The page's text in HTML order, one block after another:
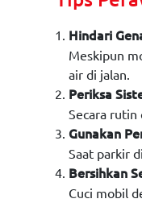
Hindari
Meskipun
air di jalan.
Periksa
Secara rutin
Gunakan
Saat parkir
Bersihkan
Cuci mobil